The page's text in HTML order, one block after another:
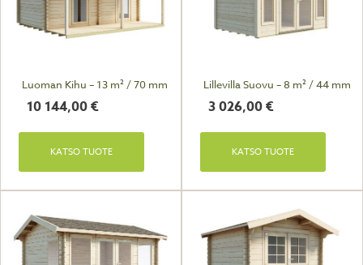
Luoman Kihu – 13 m² / 70 mm
10 144,00€
KATSO TUOTE
Lillevilla Suovu – 8 m² / 44 mm
3 026,00€
KATSO TUOTE